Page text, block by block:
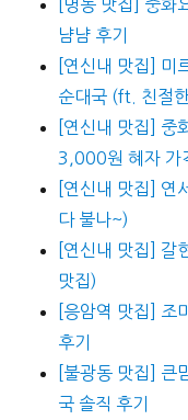
[명동 맛집] 중화
냠냠 후기
[연신내 맛집] 미
순대국 (ft. 친절
[연신내 맛집] 중
3,000원 혜자
[연신내 맛집] 연
다 불나~)
[연신내 맛집] 갈
맛집)
[응암역 맛집] 조
후기
[불광동 맛집] 큰
국 솔직 후기